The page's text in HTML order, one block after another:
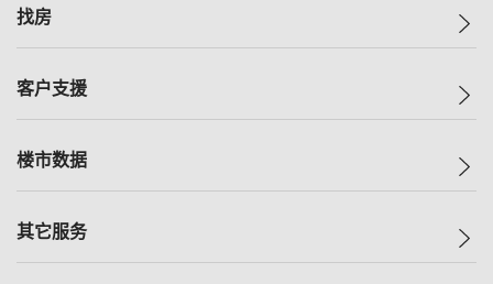
美联集团
人才招募
找房
一手新房
减价
美联豪宅
独家楼盘
客户支援
自助放盘
查询热线
楼市数据
指数
其它服务